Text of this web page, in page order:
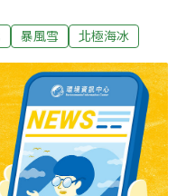
NSIDC）25日公布
Rutgers Institute of
授Jennifer Francis表
前它們有80％消失了，
化的其中一個徵狀，且
。」根據Francis及為數
的消失為大洋及大氣增
暴風雪 北極海冰